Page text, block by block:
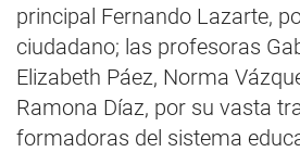
principal Fernando Lazarte,
ciudadano; las profesoras
Elizabeth Páez, Norma
Ramona Díaz, por su vasta
formadoras del sistema